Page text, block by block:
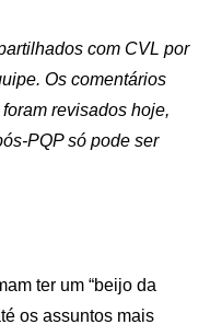
com CVL por
Os comentários
revisados hoje,
PQP só pode ser
ter um “beijo da
os assuntos mais